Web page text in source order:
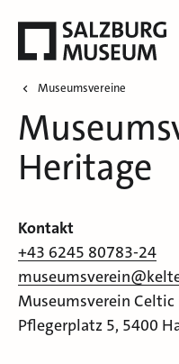
Museumsvereine
Heritage
Kontakt
+43 6245 80783-24
Museumsverein
Pflegerplatz 5, 5400